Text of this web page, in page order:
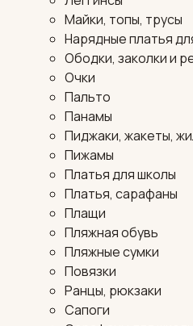
Майки, топы, трусы
Нарядные платья
Ободки, заколки и
Очки
Пальто
Панамы
Пиджаки, жакеты,
Пижамы
Платья для школы
Платья, сарафаны
Плащи
Пляжная обувь
Пляжные сумки
Повязки
Ранцы, рюкзаки
Сапоги